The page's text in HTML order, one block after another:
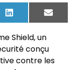
LinkedIn
Email
Shield, un
conçu
contre les